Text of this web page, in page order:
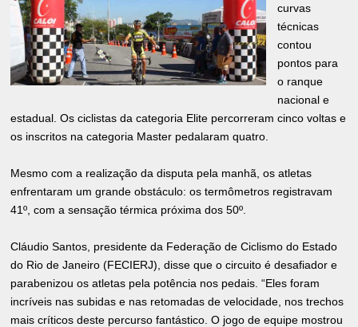
curvas
técnicas
contou
pontos para
o ranque
nacional e
estadual. Os ciclistas da categoria Elite percorreram cinco voltas e
os inscritos na categoria Master pedalaram quatro.
Mesmo com a realização da disputa pela manhã, os atletas
enfrentaram um grande obstáculo: os termômetros registravam
41º, com a sensação térmica próxima dos 50º.
Cláudio Santos, presidente da Federação de Ciclismo do Estado
do Rio de Janeiro (FECIERJ), disse que o circuito é desafiador e
parabenizou os atletas pela potência nos pedais. “Eles foram
incríveis nas subidas e nas retomadas de velocidade, nos trechos
mais críticos deste percurso fantástico. O jogo de equipe mostrou